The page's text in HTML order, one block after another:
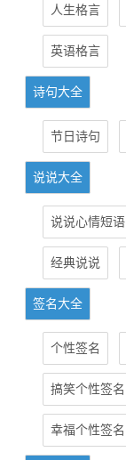
人生格言
英语格言
诗句大全
节日诗句
说说大全
说说心情短语
经典说说
签名大全
个性签名
搞笑个性签名
幸福个性签名